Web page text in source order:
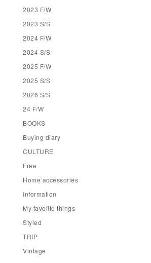
2023 F/W
2023 S/S
2024 F/W
2024 S/S
2025 F/W
2025 S/S
2026 S/S
24 F/W
BOOKS
Buying diary
CULTURE
Free
Home accessories
Information
My favolite things
Styled
TRIP
Vintage